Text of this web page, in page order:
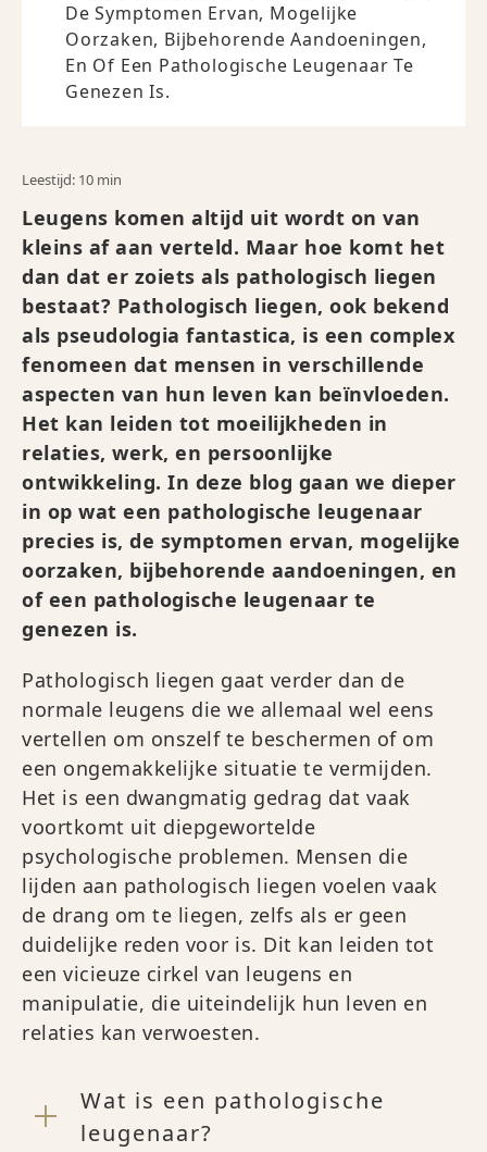
De Symptomen Ervan, Mogelijke
Oorzaken, Bijbehorende Aandoeningen,
En Of Een Pathologische Leugenaar Te
Genezen Is.
Leestijd: 10 min
Leugens komen altijd uit wordt on van
kleins af aan verteld. Maar hoe komt het
dan dat er zoiets als pathologisch liegen
bestaat? Pathologisch liegen, ook bekend
als pseudologia fantastica, is een complex
fenomeen dat mensen in verschillende
aspecten van hun leven kan beïnvloeden.
Het kan leiden tot moeilijkheden in
relaties, werk, en persoonlijke
ontwikkeling. In deze blog gaan we dieper
in op wat een pathologische leugenaar
precies is, de symptomen ervan, mogelijke
oorzaken, bijbehorende aandoeningen, en
of een pathologische leugenaar te
genezen is.
Pathologisch liegen gaat verder dan de
normale leugens die we allemaal wel eens
vertellen om onszelf te beschermen of om
een ongemakkelijke situatie te vermijden.
Het is een dwangmatig gedrag dat vaak
voortkomt uit diepgewortelde
psychologische problemen. Mensen die
lijden aan pathologisch liegen voelen vaak
de drang om te liegen, zelfs als er geen
duidelijke reden voor is. Dit kan leiden tot
een vicieuze cirkel van leugens en
manipulatie, die uiteindelijk hun leven en
relaties kan verwoesten.
Wat is een pathologische
leugenaar?